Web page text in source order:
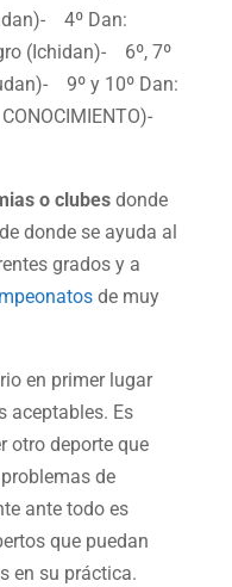
4º Dan:
(Ichidan)- 6º, 7º
9º y 10º Dan:
o clubesdonde
donde se ayuda al
grados y a
de muy
en primer lugar
aceptables. Es
otro deporte que
de
ante todo es
que puedan
en su práctica.